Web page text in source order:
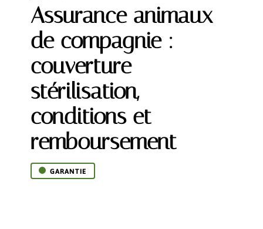
Assurance animaux
de compagnie :
couverture
stérilisation,
conditions et
remboursement
GARANTIE